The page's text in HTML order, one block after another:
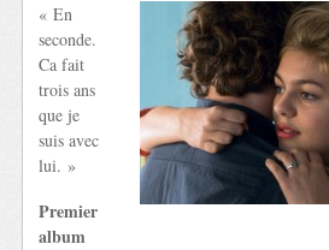
« En
seconde.
Ca fait
trois ans
que je
suis avec
lui. »
Premier
album